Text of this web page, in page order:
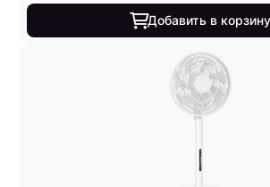
Добавить в корзину